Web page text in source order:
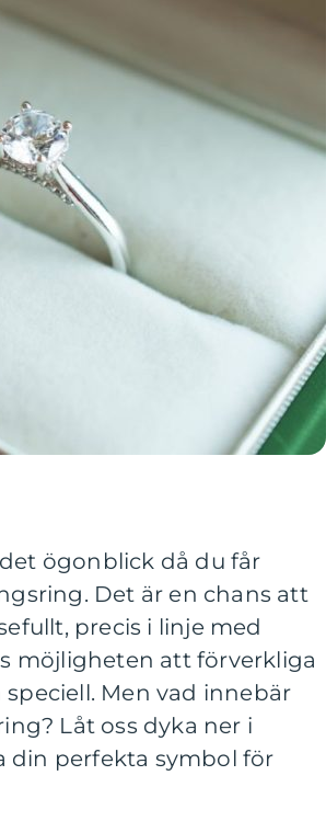
ögonblick då du får
Det är en chans att
precis i linje med
möjligheten att förverkliga
Men vad innebär
Låt oss dyka ner i
din perfekta symbol för